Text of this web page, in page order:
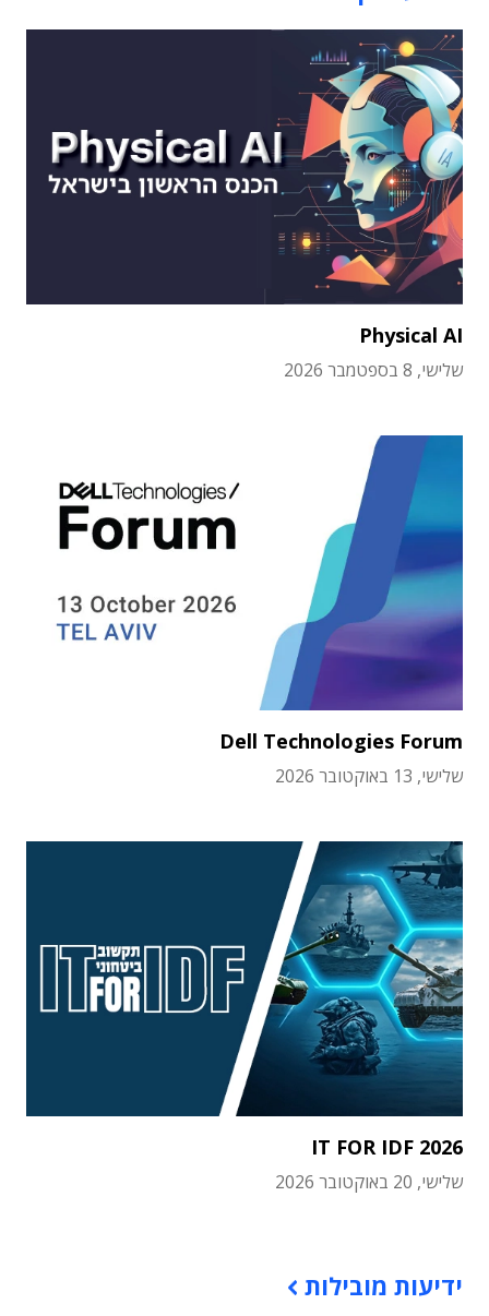
Physical AI
שלישי, 8 בספטמבר 2026
Dell Technologies Forum
שלישי, 13 באוקטובר 2026
IT FOR IDF 2026
שלישי, 20 באוקטובר 2026
ידיעות מובילות